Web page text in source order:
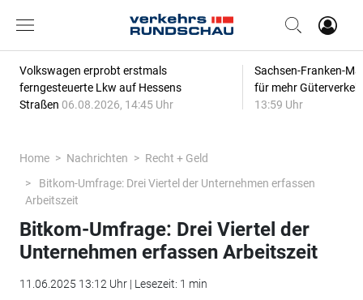
Volkswagen erprobt erstmals
ferngesteuerte Lkw auf Hessens
Straßen 06.08.2026, 14:45 Uhr
Sachsen-Franken-
für mehr
13:59 Uhr
Home Nachrichten
Recht + Geld
Bitkom-Umfrage: Drei Viertel der Unternehmen erfassen
Arbeitszeit
Bitkom-Umfrage: Drei Viertel der
Unternehmen erfassen Arbeitszeit
11.06.2025 13:12 Uhr | Lesezeit: 1 min